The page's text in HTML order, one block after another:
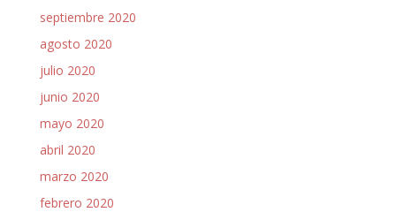
septiembre 2020
agosto 2020
julio 2020
junio 2020
mayo 2020
abril 2020
marzo 2020
febrero 2020